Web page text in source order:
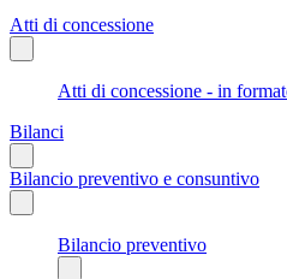
Atti di concessione
Atti di concessione - in
Bilanci
Bilancio preventivo e consuntivo
Bilancio preventivo